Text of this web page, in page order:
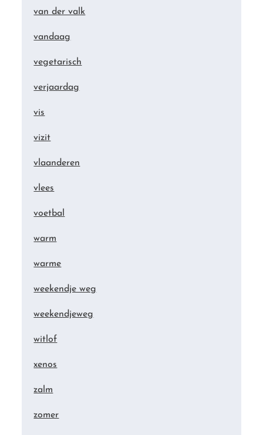
van der valk
vandaag
vegetarisch
verjaardag
vis
vizit
vlaanderen
vlees
voetbal
warm
warme
weekendje weg
weekendjeweg
witlof
xenos
zalm
zomer